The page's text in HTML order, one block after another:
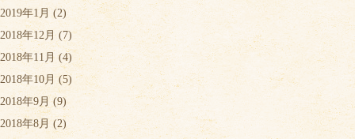
2019年1月 (2)
2018年12月 (7)
2018年11月 (4)
2018年10月 (5)
2018年9月 (9)
2018年8月 (2)